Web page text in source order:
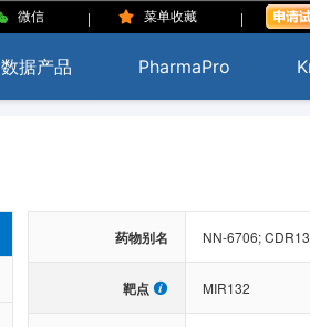
微信 | 菜单收藏 |
数据产品 PharmaPro
药物别名 NN-6706;
靶点 MIR132